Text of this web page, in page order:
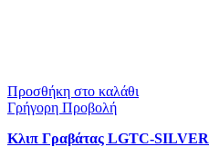
Προσθήκη στο καλάθι
Γρήγορη Προβολή
Κλιπ Γραβάτας LGTC-SILVER